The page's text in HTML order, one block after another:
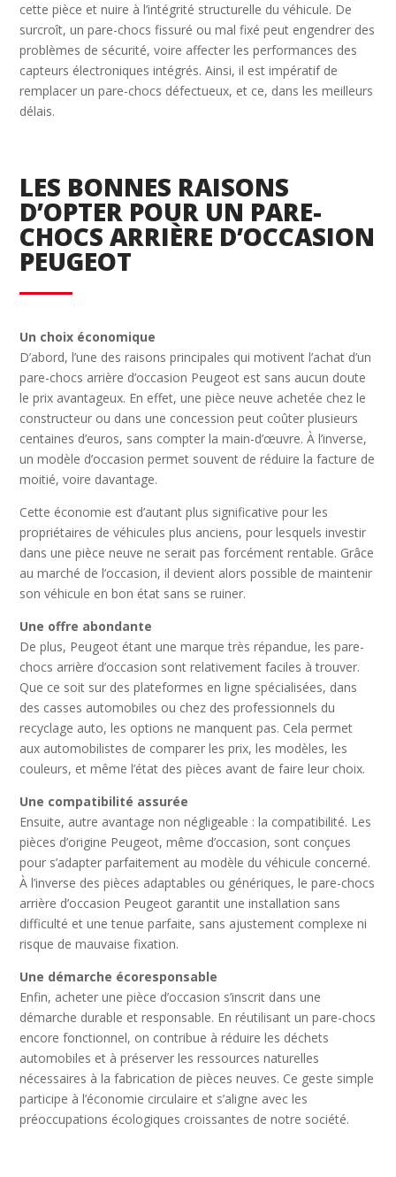
cette pièce et nuire à l’intégrité structurelle du véhicule. De
surcroît, un pare-chocs fissuré ou mal fixé peut engendrer des
problèmes de sécurité, voire affecter les performances des
capteurs électroniques intégrés. Ainsi, il est impératif de
remplacer un pare-chocs défectueux, et ce, dans les meilleurs
délais.
LES BONNES RAISONS
D’OPTER POUR UN PARE-
CHOCS ARRIÈRE D’OCCASION
PEUGEOT
Un choix économique
D’abord, l’une des raisons principales qui motivent l’achat d’un
pare-chocs arrière d’occasion Peugeot est sans aucun doute
le prix avantageux. En effet, une pièce neuve achetée chez le
constructeur ou dans une concession peut coûter plusieurs
centaines d’euros, sans compter la main-d’œuvre. À l’inverse,
un modèle d’occasion permet souvent de réduire la facture de
moitié, voire davantage.
Cette économie est d’autant plus significative pour les
propriétaires de véhicules plus anciens, pour lesquels investir
dans une pièce neuve ne serait pas forcément rentable. Grâce
au marché de l’occasion, il devient alors possible de maintenir
son véhicule en bon état sans se ruiner.
Une offre abondante
De plus, Peugeot étant une marque très répandue, les pare-
chocs arrière d’occasion sont relativement faciles à trouver.
Que ce soit sur des plateformes en ligne spécialisées, dans
des casses automobiles ou chez des professionnels du
recyclage auto, les options ne manquent pas. Cela permet
aux automobilistes de comparer les prix, les modèles, les
couleurs, et même l’état des pièces avant de faire leur choix.
Une compatibilité assurée
Ensuite, autre avantage non négligeable : la compatibilité. Les
pièces d’origine Peugeot, même d’occasion, sont conçues
pour s’adapter parfaitement au modèle du véhicule concerné.
À l’inverse des pièces adaptables ou génériques, le pare-chocs
arrière d’occasion Peugeot garantit une installation sans
difficulté et une tenue parfaite, sans ajustement complexe ni
risque de mauvaise fixation.
Une démarche écoresponsable
Enfin, acheter une pièce d’occasion s’inscrit dans une
démarche durable et responsable. En réutilisant un pare-chocs
encore fonctionnel, on contribue à réduire les déchets
automobiles et à préserver les ressources naturelles
nécessaires à la fabrication de pièces neuves. Ce geste simple
participe à l’économie circulaire et s’aligne avec les
préoccupations écologiques croissantes de notre société.